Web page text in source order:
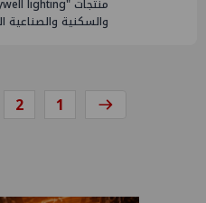
والسكنية والصناعية
1
2